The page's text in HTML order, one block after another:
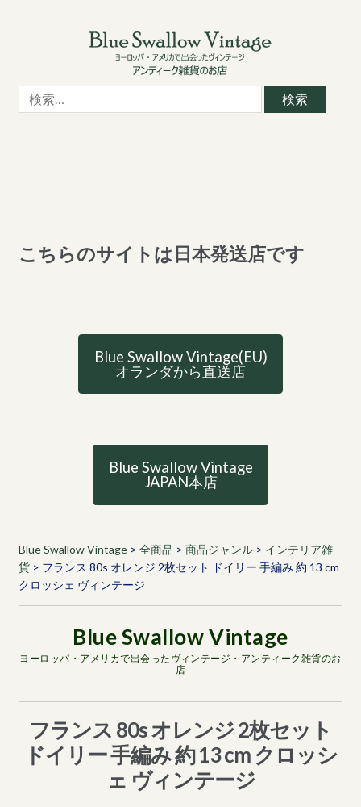
検
索:
こちらのサイトは日本発送店です
Blue Swallow Vintage(EU)
オランダから直送店
Blue Swallow Vintage
JAPAN本店
Blue Swallow Vintage> 全商品 > 商品ジャンル> インテリア雑
貨> フランス 80s オレンジ 2枚セット ドイリー 手編み 約 13 cm
クロッシェ ヴィンテージ
ヨーロッパ・アメリカで出会ったヴィンテージ・アンティーク雑貨のお
店
フランス 80s オレンジ 2枚セット
ドイリー 手編み 約 13 cm クロッシ
ェ ヴィンテージ